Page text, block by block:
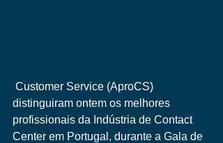
distinguiram ontem os melhores
profissionais da Indústria de Contact
Center em Portugal, durante a Gala de